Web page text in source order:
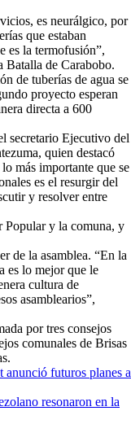
es neurálgico, por
que estaban
es la termofusión”,
Batalla de Carabobo.
de tuberías de agua se
proyecto esperan
directa a 600
secretario Ejecutivo del
quien destacó
más importante que se
es el resurgir del
y resolver entre
Popular y la comuna, y
de la asamblea. “En la
es lo mejor que le
cultura de
asamblearios”,
por tres consejos
comunales de Brisas
futuros planes a
resonaron en la